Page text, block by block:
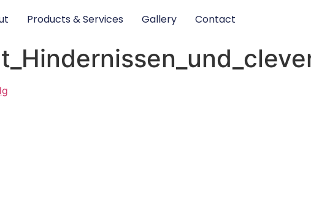
Products & Services Gallery Contact